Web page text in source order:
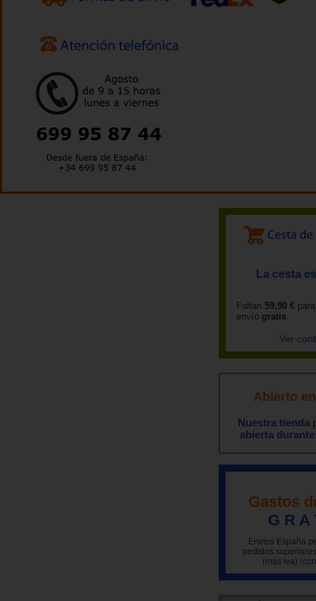
La cesta
Faltan 59,90 €
envío gratis
Ver
Abierto
Nuestra tienda
abierta
Gastos
G R A
Envíos España
pedidos
(más iva)